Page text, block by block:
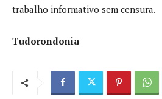
trabalho informativo sem censura.
Tudorondonia